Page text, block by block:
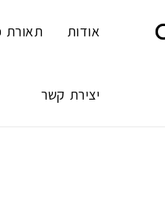
אודות תאורת
יצירת קשר